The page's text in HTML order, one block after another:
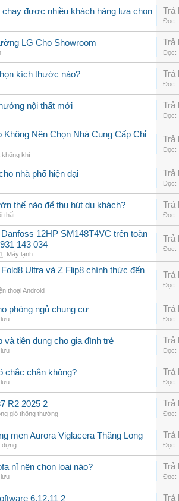
chạy được nhiều khách hàng lựa chọn Trả
Đọc:
LG Cho Showroom Trả
Đọc:
kích thước nào? Trả
Đọc:
nội thất mới Trả
Đọc:
Nên Chọn Nhà Cung Cấp Chỉ
không khí
Trả
Đọc:
nhà phố hiện đại Trả
Đọc:
thế nào để thu hút du khách?
thất
Trả
Đọc:
12HP SM148T4VC trên toàn
143 034
Máy lạnh
Trả
Đọc:
Ultra và Z Flip8 chính thức đến
thoại Android
Trả
Đọc:
phòng ngủ chung cư Trả
Đọc:
và tiện dụng cho gia đình trẻ Trả
Đọc:
chắc chắn không? Trả
Đọc:
R2 2025 2
gió thông thường
Trả
Đọc:
men Aurora Viglacera Thăng Long
dựng
Trả
Đọc:
nỉ nên chọn loại nào? Trả
Đọc:
6.12.11 2 Trả